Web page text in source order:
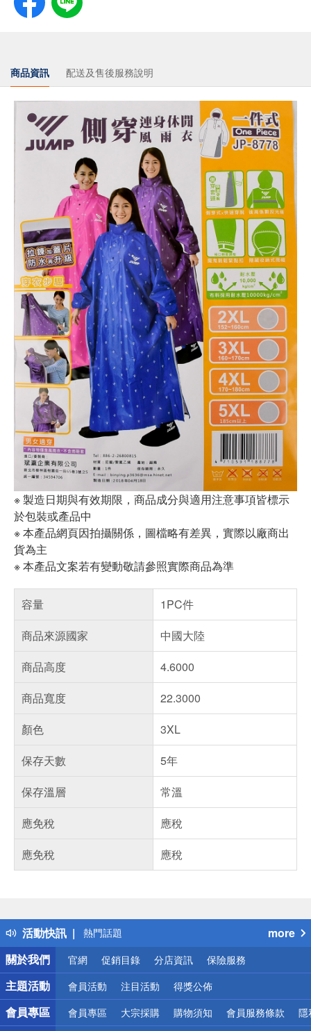
商品資訊 配送及售後服務說明
※ 製造日期與有效期限，商品成分與適用注意事項皆標示
於包裝或產品中
※ 本產品網頁因拍攝關係，圖檔略有差異，實際以廠商出
貨為主
※ 本產品文案若有變動敬請參照實際商品為準
容量
1PC件
商品來源國家
中國大陸
商品高度
4.6000
商品寬度
22.3000
顏色
3XL
保存天數
5年
保存溫層
常溫
應免稅
應稅
應免稅
應稅
活動快訊
得獎公告
熱門話題
銀行優惠
偏遠地區配送
詐騙網頁！請小心！
more
關於我們
官網 促銷目錄 分店資訊 保險服務
主題活動 會員活動 注目活動 得獎公佈
會員專區 會員專區 大宗採購 購物須知 會員服務條款 隱